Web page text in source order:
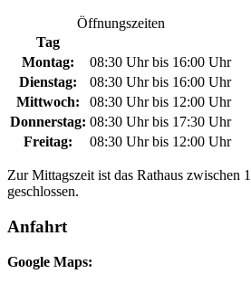
Öffnungszeiten
Tag
Montag:
08:30 Uhr bis 16:00 Uhr
Dienstag:
08:30 Uhr bis 16:00 Uhr
Mittwoch:
08:30 Uhr bis 12:00 Uhr
Donnerstag: 08:30 Uhr bis 17:30 Uhr
Freitag:
08:30 Uhr bis 12:00 Uhr
Zur Mittagszeit ist das Rathaus zwischen
geschlossen.
Anfahrt
Google Maps: